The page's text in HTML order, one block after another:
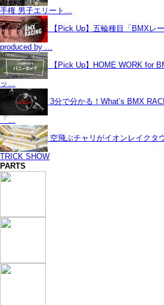
手権 男子エリート…
【Pick Up】五輪種目「BMXレ
produced by …
【Pick Up】HOME WORK for
ッ…
3分で分かる！What’s BMX
「…
空飛ぶチャリがイオンレイクタ
TRICK SHOW
PARTS